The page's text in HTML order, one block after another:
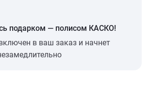
подарком — полисом КАСКО!
в ваш заказ и начнет